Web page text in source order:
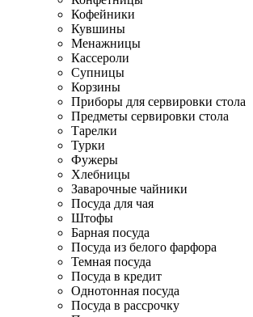
Кофейники
Кувшины
Менажницы
Кассероли
Супницы
Корзины
Приборы для сервировки стола
Предметы сервировки стола
Тарелки
Турки
Фужеры
Хлебницы
Заварочные чайники
Посуда для чая
Штофы
Барная посуда
Посуда из белого фарфора
Темная посуда
Посуда в кредит
Однотонная посуда
Посуда в рассрочку